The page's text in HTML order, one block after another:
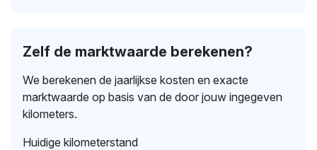
Zelf de marktwaarde berekenen?
We berekenen de jaarlijkse kosten en exacte
marktwaarde op basis van de door jouw ingegeven
kilometers.
Huidige kilometerstand